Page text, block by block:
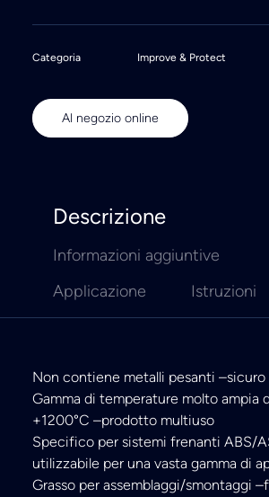
Categoria Improve & Protect
Al negozio online
Descrizione
Informazioni aggiuntive
Applicazione
Istruzioni
Non contiene metalli pesanti –sicuro
Gamma di temperature molto ampia
+1200°C –prodotto multiuso
Specifico per sistemi frenanti ABS/
utilizzabile per una vasta gamma di
Grasso per assemblaggi/smontaggi